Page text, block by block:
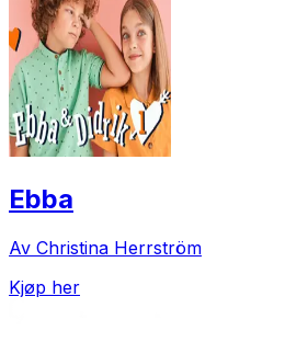
Ebba
Av Christina Herrström
Kjøp her